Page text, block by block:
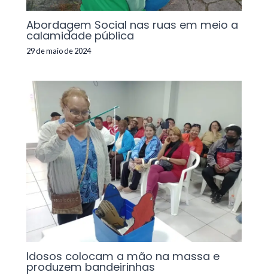
Abordagem Social nas ruas em meio a
calamidade pública
29 de maio de 2024
Idosos colocam a mão na massa e
produzem bandeirinhas